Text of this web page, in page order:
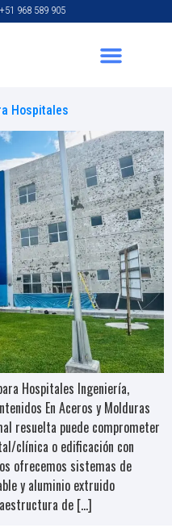
+51 968 589 905
Hospitales
Hospitales Ingeniería,
En Aceros y Molduras
resuelta puede comprometer
clínica o edificación con
ofrecemos sistemas de
y aluminio extruido
de […]